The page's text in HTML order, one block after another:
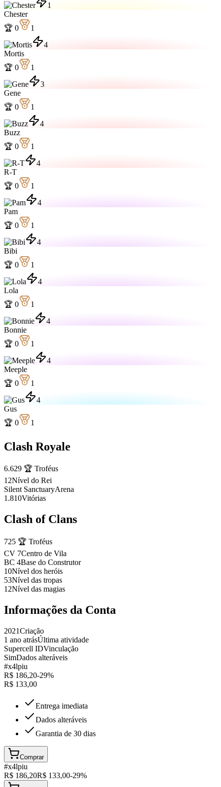
1
Chester
🏆 0
1
4
Mortis
🏆 0
1
3
Gene
🏆 0
1
4
Buzz
🏆 0
1
4
R-T
🏆 0
1
4
Pam
🏆 0
1
4
Bibi
🏆 0
1
4
Lola
🏆 0
1
4
Bonnie
🏆 0
1
4
Meeple
🏆 0
1
4
Gus
🏆 0 1
Clash Royale
6.629 🏆 Troféus
12Nível do Rei
Silent SanctuaryArena
1.810Vitórias
Clash of Clans
725 🏆 Troféus
CV 7Centro de Vila
BC 4Base do Construtor
10Nível dos heróis
53Nível das tropas
12Nível das magias
Informações da Conta
2021Criação
1 ano atrásÚltima atividade
Supercell IDVinculação
SimDados alteráveis
#x4lpiu
R$ 186,20-29%
R$ 133,00
Entrega imediata
Dados alteráveis
Garantia de 30 dias
Comprar
#x4lpiu
R$ 186,20R$ 133,00-29%